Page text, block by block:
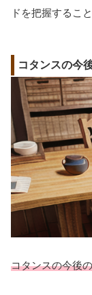
ドを把握するこ
コタンスの今
コタンスの今後